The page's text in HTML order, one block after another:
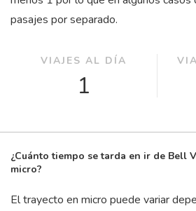
pasajes por separado.
VIAJES AL DÍA
1
¿Cuánto tiempo se tarda en ir de Bell
micro?
El trayecto en micro puede variar